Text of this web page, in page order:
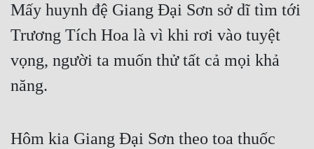
Mấy huynh đệ Giang Đại Sơn sở dĩ tìm tới
Trương Tích Hoa là vì khi rơi vào tuyệt
vọng, người ta muốn thử tất cả mọi khả
năng.
Hôm kia Giang Đại Sơn theo toa thuốc